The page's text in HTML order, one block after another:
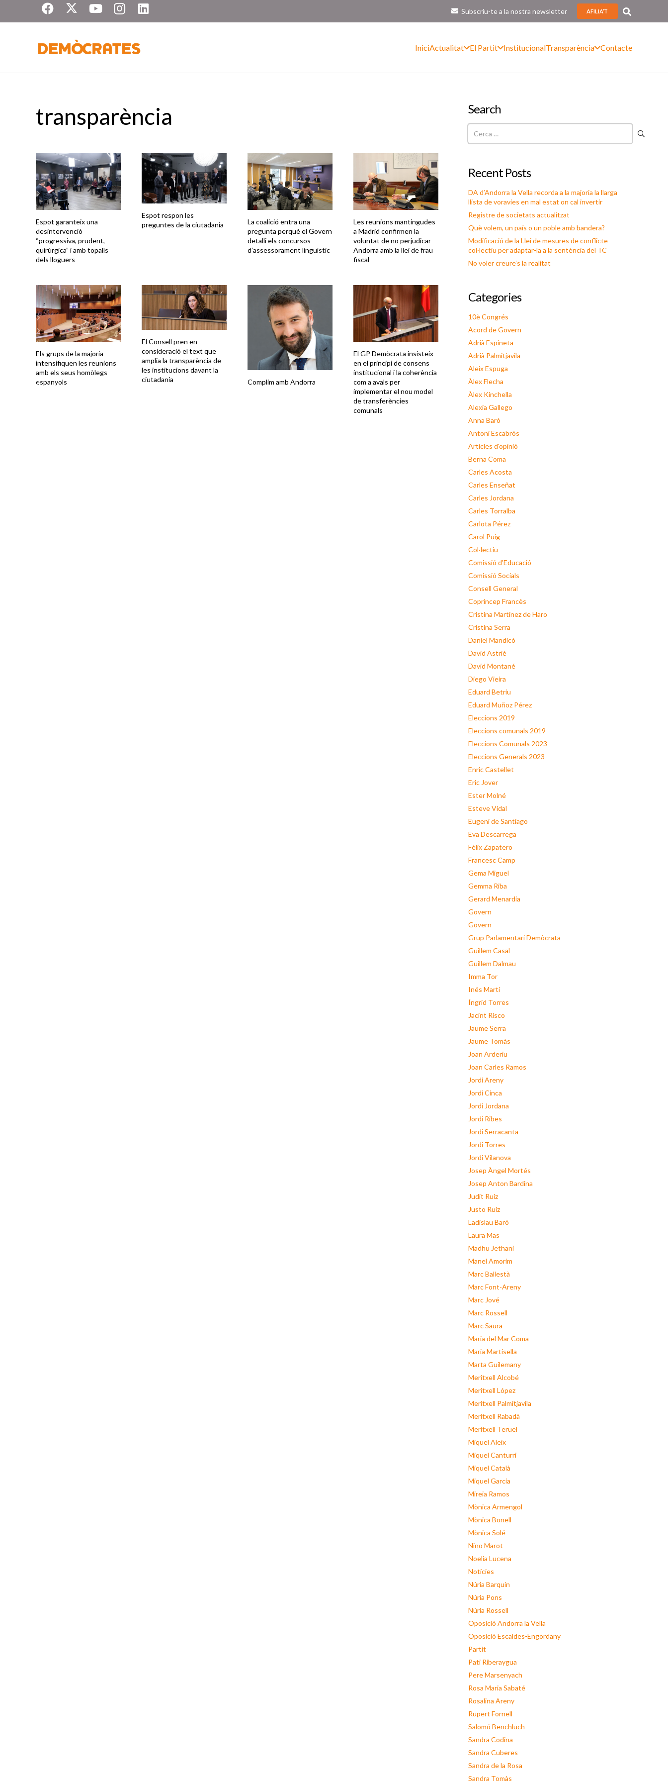
Subscriu-te a la nostra newsletter AFILIA’T
IniciActualitat El Partit InstitucionalTransparència Contacte
transparència
Espot garanteix una
desintervenció
“progressiva, prudent,
quirúrgica” i amb topalls
dels lloguers
Espot respon les
preguntes de la ciutadania
La coalició entra una
pregunta perquè el Govern
detalli els concursos
d’assessorament lingüístic
Les reunions mantingudes
a Madrid confirmen la
voluntat de no perjudicar
Andorra amb la llei de frau
fiscal
Els grups de la majoria
intensifiquen les reunions
amb els seus homòlegs
espanyols
El Consell pren en
consideració el text que
amplia la transparència de
les institucions davant la
ciutadania
Complim amb Andorra
El GP Demòcrata insisteix
en el principi de consens
institucional i la coherència
com a avals per
implementar el nou model
de transferències
comunals
Search
Recent Posts
DA d’Andorra la Vella recorda a la majoria la llarga
llista de voravies en mal estat on cal invertir
Registre de societats actualitzat
Què volem, un país o un poble amb bandera?
Modificació de la Llei de mesures de conflicte
col·lectiu per adaptar-la a la sentència del TC
No voler creure’s la realitat
Categories
10è Congrés
Acord de Govern
Adrià Espineta
Adrià Palmitjavila
Aleix Espuga
Àlex Flecha
Àlex Kinchella
Alexia Gallego
Anna Baró
Antoni Escabrós
Articles d'opinió
Berna Coma
Carles Acosta
Carles Enseñat
Carles Jordana
Carles Torralba
Carlota Pérez
Carol Puig
Col·lectiu
Comissió d'Educació
Comissió Socials
Consell General
Copríncep Francès
Cristina Martínez de Haro
Cristina Serra
Daniel Mandicó
David Astrié
David Montané
Diego Vieira
Eduard Betriu
Eduard Muñoz Pérez
Eleccions 2019
Eleccions comunals 2019
Eleccions Comunals 2023
Eleccions Generals 2023
Enric Castellet
Eric Jover
Ester Molné
Esteve Vidal
Eugeni de Santiago
Eva Descarrega
Fèlix Zapatero
Francesc Camp
Gema Miguel
Gemma Riba
Gerard Menardia
Govern
Govern
Grup Parlamentari Demòcrata
Guillem Casal
Guillem Dalmau
Imma Tor
Inés Martí
Íngrid Torres
Jacint Risco
Jaume Serra
Jaume Tomàs
Joan Arderiu
Joan Carles Ramos
Jordi Areny
Jordi Cinca
Jordi Jordana
Jordi Ribes
Jordi Serracanta
Jordi Torres
Jordi Vilanova
Josep Àngel Mortés
Josep Anton Bardina
Judit Ruiz
Justo Ruiz
Ladislau Baró
Laura Mas
Madhu Jethani
Manel Amorim
Marc Ballestà
Marc Font-Areny
Marc Jové
Marc Rossell
Marc Saura
Maria del Mar Coma
Maria Martisella
Marta Guilemany
Meritxell Alcobé
Meritxell López
Meritxell Palmitjavila
Meritxell Rabadà
Meritxell Teruel
Miquel Aleix
Miquel Canturri
Miquel Català
Miquel Garcia
Mireia Ramos
Mònica Armengol
Mònica Bonell
Mònica Solé
Nino Marot
Noelia Lucena
Notícies
Núria Barquín
Núria Pons
Núria Rossell
Oposició Andorra la Vella
Oposició Escaldes-Engordany
Partit
Pati Riberaygua
Pere Marsenyach
Rosa Maria Sabaté
Rosalina Areny
Rupert Fornell
Salomó Benchluch
Sandra Codina
Sandra Cuberes
Sandra de la Rosa
Sandra Tomàs